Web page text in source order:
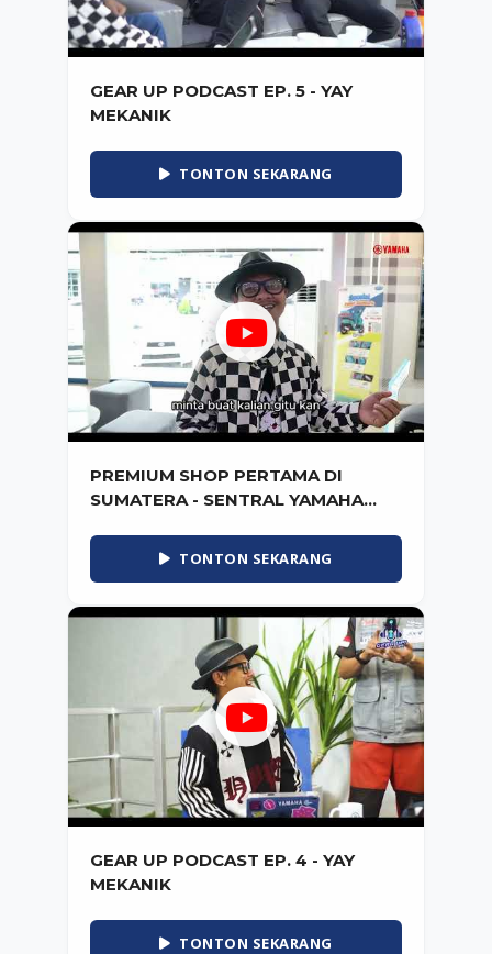
GEAR UP PODCAST EP. 5 - YAY
MEKANIK
TONTON SEKARANG
PREMIUM SHOP PERTAMA DI
SUMATERA - SENTRAL YAMAHA
TONTON SEKARANG
GEAR UP PODCAST EP. 4 - YAY
MEKANIK
TONTON SEKARANG